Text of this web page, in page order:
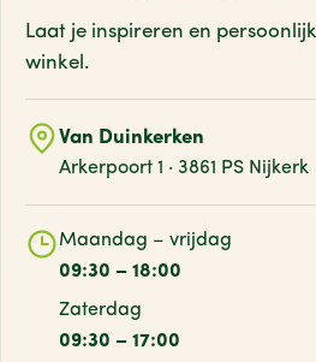
Laat je inspireren en
winkel.
Van Duinkerken
Arkerpoort 1 · 3861 PS Nijkerk
Maandag – vrijdag
09:30 – 18:00
Zaterdag
09:30 – 17:00